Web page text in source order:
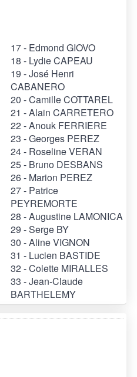
17 - Edmond GIOVO
18 - Lydie CAPEAU
19 - José Henri
CABANERO
20 - Camille COTTAREL
21 - Alain CARRETERO
22 - Anouk FERRIERE
23 - Georges PEREZ
24 - Roseline VERAN
25 - Bruno DESBANS
26 - Marion PEREZ
27 - Patrice
PEYREMORTE
28 - Augustine LAMONICA
29 - Serge BY
30 - Aline VIGNON
31 - Lucien BASTIDE
32 - Colette MIRALLES
33 - Jean-Claude
BARTHELEMY